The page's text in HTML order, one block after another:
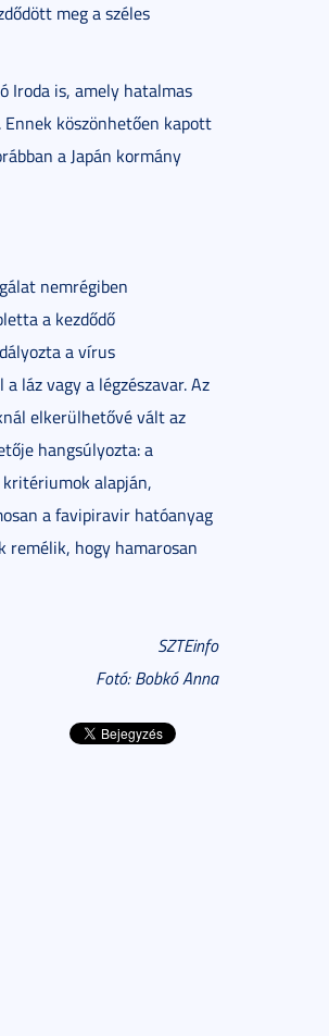
meg a széles
Iroda is, amely hatalmas
köszönhetően kapott
a Japán kormány
nemrégiben
a kezdődő
a vírus
láz vagy a légzészavar. Az
elkerülhetővé vált az
hangsúlyozta: a
alapján,
a favipiravir hatóanyag
remélik, hogy hamarosan
SZTEinfo
Fotó: Bobkó Anna